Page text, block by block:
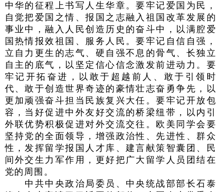
中华的征程上书写人生华章。要牢记爱国为民，
自觉把爱国之情、报国之志融入祖国改革发展的
事业中，融入人民创造历史的奋斗中，以满腔爱
国热情报效祖国、服务人民。要牢记自信自强，
立自力更生的志气、硬自强不息的骨气、长独立
自主的底气，以坚定信心信念激发前进动力。要
牢记开拓奋进，以敢于超越前人、敢于引领时
代、敢于创造世界奇迹的豪情壮志奋勇争先，以
更加顽强奋斗担当民族复兴大任。要牢记开放包
容，当好促进中外友好交流的桥梁纽带，以内引
外联优势积极促进对外交流交往。欧美同学会要
坚持党的全面领导，增强政治性、先进性、群众
性，发挥留学报国人才库、建言献策智囊团、民
间外交生力军作用，更好把广大留学人员团结在
党的周围。
中共中央政治局委员、中央统战部部长石泰